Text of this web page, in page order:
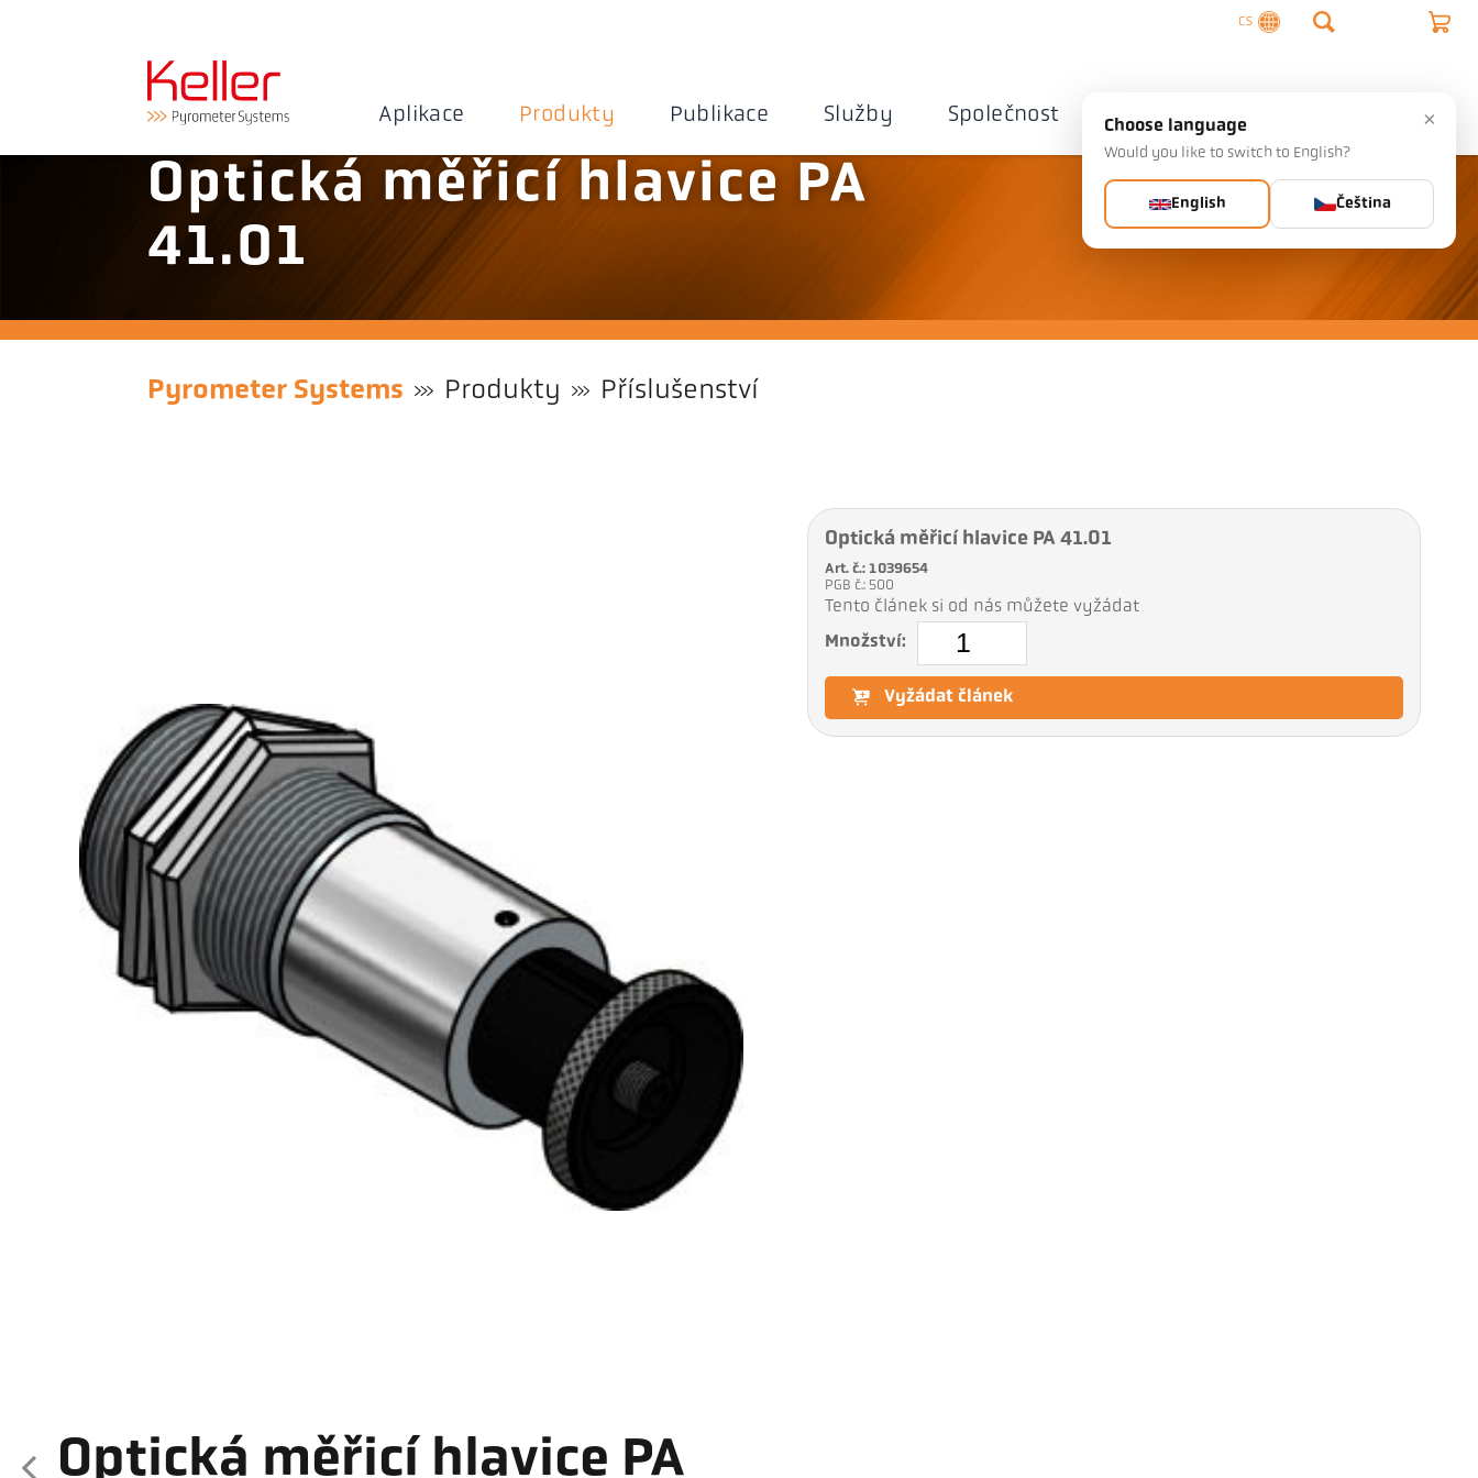
CS
Aplikace Produkty Publikace Služby Společnost Kontaktujte nás
Optická měřicí hlavice PA
41.01
Pyrometer Systems Produkty Příslušenství
Optická měřicí hlavice PA
Optická měřicí hlavice PA 41.01
Art. č.: 1039654
PGB č.: 500
Tento článek si od nás můžete vyžádat
Množství:
Vyžádat článek
×
Choose language
Would you like to switch to English?
English Čeština